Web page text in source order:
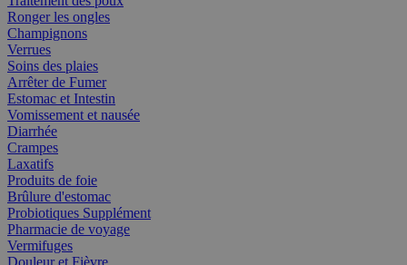
Ronger les ongles
Champignons
Verrues
Soins des plaies
Arrêter de Fumer
Estomac et Intestin
Vomissement et nausée
Diarrhée
Crampes
Laxatifs
Produits de foie
Brûlure d'estomac
Probiotiques Supplément
Pharmacie de voyage
Vermifuges